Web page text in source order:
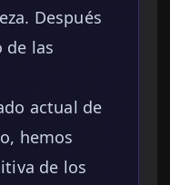
Después
de las
actual de
hemos
de los